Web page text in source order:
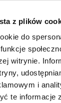
z plików
do
witrynie.
i
te informacje
prac
osób,